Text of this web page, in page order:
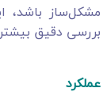
مشکل‌ساز باشد،
بررسی دقیق
عملکرد